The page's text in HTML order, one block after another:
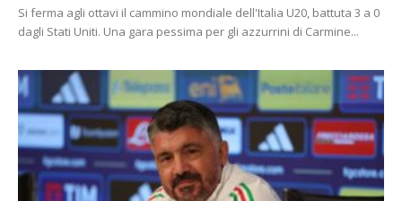
Si ferma agli ottavi il cammino mondiale dell'Italia U20, battuta 3 a 0
dagli Stati Uniti. Una gara pessima per gli azzurrini di Carmine...